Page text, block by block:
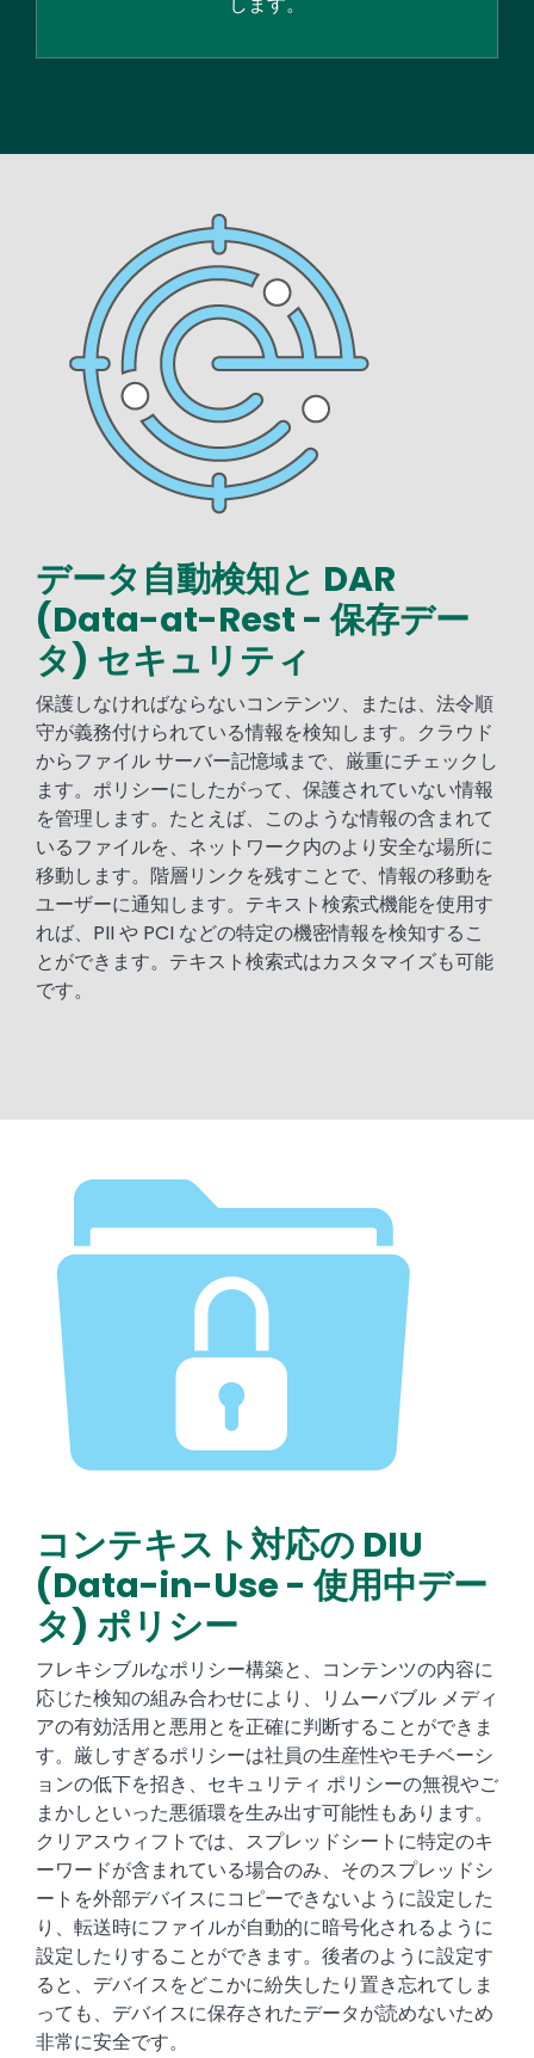
Text
データ自動検知と DAR
(Data-at-Rest - 保存デー
タ) セキュリティ
保護しなければならないコンテンツ、または、法令順
守が義務付けられている情報を検知します。クラウド
からファイル サーバー記憶域まで、厳重にチェックし
ます。ポリシーにしたがって、保護されていない情報
を管理します。たとえば、このような情報の含まれて
いるファイルを、ネットワーク内のより安全な場所に
移動します。階層リンクを残すことで、情報の移動を
ユーザーに通知します。テキスト検索式機能を使用す
れば、PII や PCI などの特定の機密情報を検知するこ
とができます。テキスト検索式はカスタマイズも可能
です。
Media
Image
Text
コンテキスト対応の DIU
(Data-in-Use - 使用中デー
タ) ポリシー
フレキシブルなポリシー構築と、コンテンツの内容に
応じた検知の組み合わせにより、リムーバブル メディ
アの有効活用と悪用とを正確に判断することができま
す。厳しすぎるポリシーは社員の生産性やモチベーシ
ョンの低下を招き、セキュリティ ポリシーの無視やご
まかしといった悪循環を生み出す可能性もあります。
クリアスウィフトでは、スプレッドシートに特定のキ
ーワードが含まれている場合のみ、そのスプレッドシ
ートを外部デバイスにコピーできないように設定した
り、転送時にファイルが自動的に暗号化されるように
設定したりすることができます。後者のように設定す
ると、デバイスをどこかに紛失したり置き忘れてしま
っても、デバイスに保存されたデータが読めないため
非常に安全です。